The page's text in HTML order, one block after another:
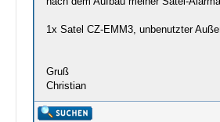
1x Satel CZ-EMM3, unbenutzter
Gruß
Christian